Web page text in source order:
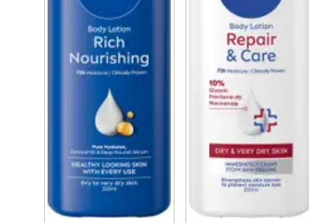
Ta hand om din torra hud med NIVEA Rich Nourishing
Body Lotion, med den nya och förbättrade formulan
som ger kliniskt bevisad återfuktning i 72h. För en hud
som ser hälsosam ut efter varje användning. Närande
formula berikad med hyaluron, mandelolja och djupt
närande serum. Denna kroppslotion ger intensiv vård
och är perfekt för torr till mycket torr hud. Icke-kladdig
och snabbt absorberande. Vissa hudområden torkar ut
snabbare än andra, det är därför viktigt att ge huden
extra näring året runt. Ny förbättrad flaska med mindre
plast jämfört med tidigare: 50% återvunnen plastflaska
(exklusive kork). Testa NIVEA Rich Nourishing Body
Lotion - för märkbart mjuk och len hud!